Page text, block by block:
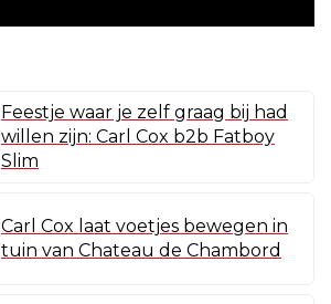
Feestje waar je zelf graag bij had
willen zijn: Carl Cox b2b Fatboy
Slim
Carl Cox laat voetjes bewegen in
tuin van Chateau de Chambord